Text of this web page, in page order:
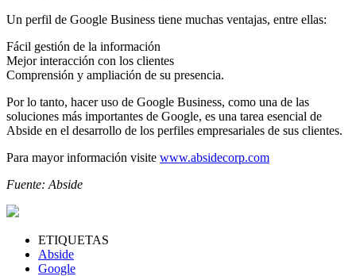
Un perfil de Google Business tiene muchas ventajas, entre ellas:
Fácil gestión de la información
Mejor interacción con los clientes
Comprensión y ampliación de su presencia.
Por lo tanto, hacer uso de Google Business, como una de las
soluciones más importantes de Google, es una tarea esencial de
Abside en el desarrollo de los perfiles empresariales de sus clientes.
Para mayor información visite www.absidecorp.com
Fuente: Abside
ETIQUETAS
Abside
Google